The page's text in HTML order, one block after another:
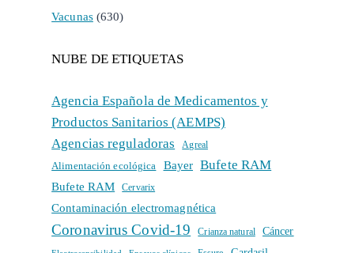
Vacunas(630)
NUBE DE ETIQUETAS
Agencia Española de Medicamentos y
Productos Sanitarios (AEMPS)
Agencias reguladoras
Agreal
Alimentación ecológica Bayer Bufete RAM
Bufete RAM Cervarix
Contaminación electromagnética
Coronavirus Covid-19 Crianza natural Cáncer